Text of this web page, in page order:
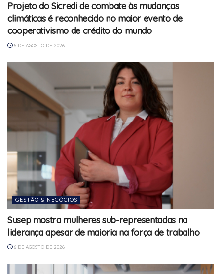
Projeto do Sicredi de combate às mudanças
climáticas é reconhecido no maior evento de
cooperativismo de crédito do mundo
6 DE AGOSTO DE 2026
GESTÃO & NEGÓCIOS
Susep mostra mulheres sub-representadas na
liderança apesar de maioria na força de trabalho
6 DE AGOSTO DE 2026